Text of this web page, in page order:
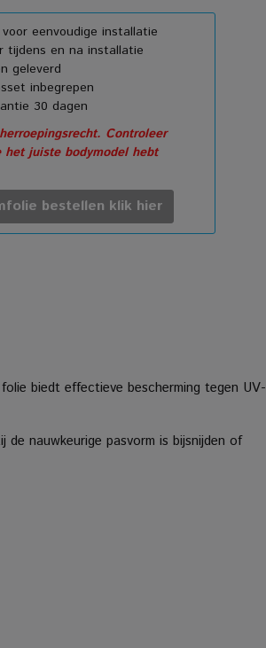
eenvoudige installatie
tijdens en na installatie
geleverd
inbegrepen
30 dagen
Controleer
juiste bodymodel hebt
bestellen klik hier
biedt effectieve bescherming tegen UV-
nauwkeurige pasvorm is bijsnijden of